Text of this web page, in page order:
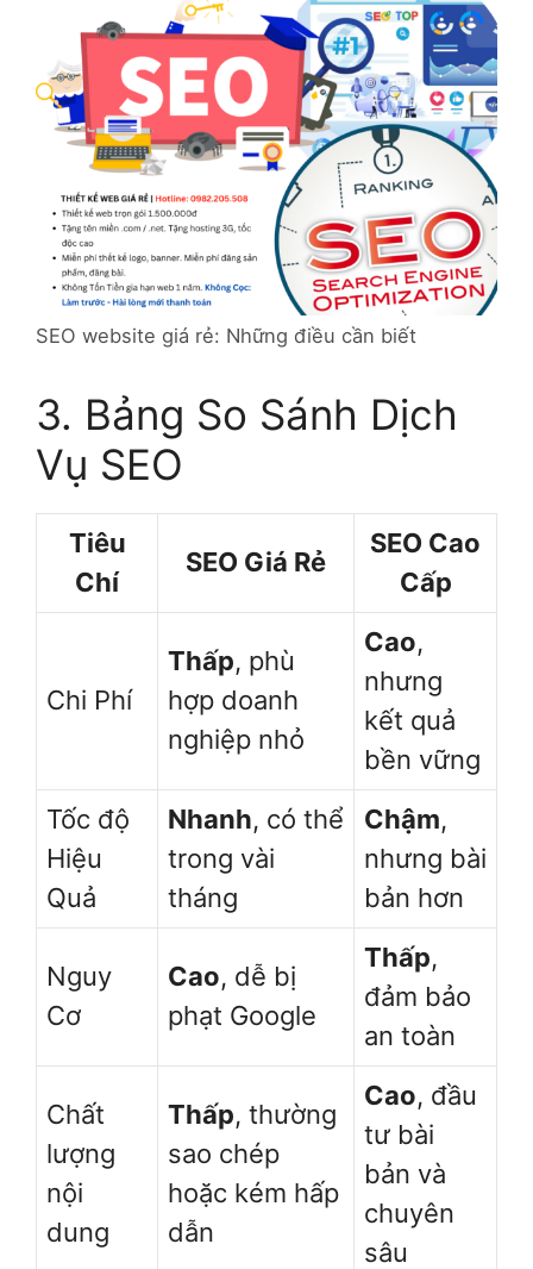
SEO website giá rẻ: Những điều cần biết
3. Bảng So Sánh Dịch
Vụ SEO
Tiêu
Chí
SEO Giá Rẻ
SEO Cao
Cấp
Chi Phí
Thấp, phù
hợp doanh
nghiệp nhỏ
Cao,
nhưng
kết quả
bền vững
Tốc độ
Hiệu
Quả
Nhanh, có thể
trong vài
tháng
Chậm,
nhưng bài
bản hơn
Nguy
Cơ
Cao, dễ bị
phạt Google
Thấp,
đảm bảo
an toàn
Chất
lượng
nội
dung
Thấp, thường
sao chép
hoặc kém hấp
dẫn
Cao, đầu
tư bài
bản và
chuyên
sâu